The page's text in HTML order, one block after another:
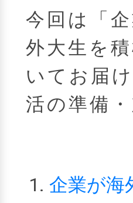
今回は「
外大生を
いてお届
活の準備
企業が海